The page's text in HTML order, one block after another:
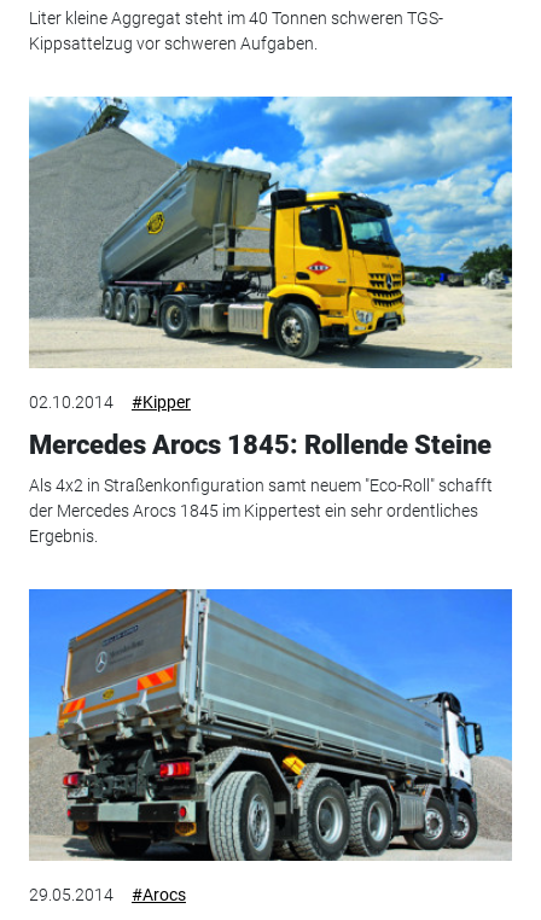
Liter kleine Aggregat steht im 40 Tonnen schweren TGS-
Kippsattelzug vor schweren Aufgaben.
02.10.2014 #Kipper
Mercedes Arocs 1845: Rollende Steine
Als 4x2 in Straßenkonfiguration samt neuem "Eco-Roll" schafft
der Mercedes Arocs 1845 im Kippertest ein sehr ordentliches
Ergebnis.
29.05.2014 #Arocs